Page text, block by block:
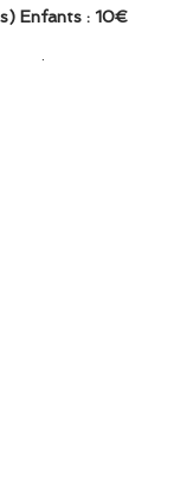
Enfants : 10€
sur :